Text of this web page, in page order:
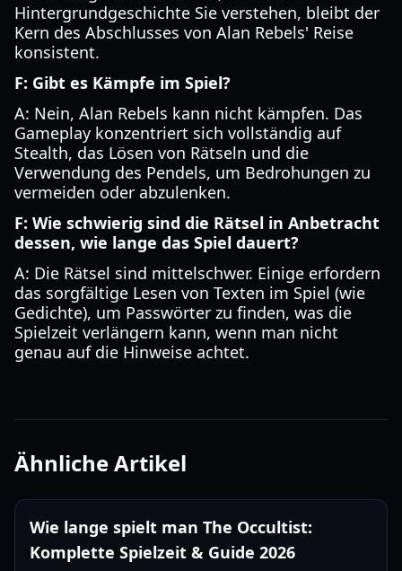
Hintergrundgeschichte Sie verstehen, bleibt der
Kern des Abschlusses von Alan Rebels' Reise
konsistent.
F: Gibt es Kämpfe im Spiel?
A: Nein, Alan Rebels kann nicht kämpfen. Das
Gameplay konzentriert sich vollständig auf
Stealth, das Lösen von Rätseln und die
Verwendung des Pendels, um Bedrohungen zu
vermeiden oder abzulenken.
F: Wie schwierig sind die Rätsel in Anbetracht
dessen, wie lange das Spiel dauert?
A: Die Rätsel sind mittelschwer. Einige erfordern
das sorgfältige Lesen von Texten im Spiel (wie
Gedichte), um Passwörter zu finden, was die
Spielzeit verlängern kann, wenn man nicht
genau auf die Hinweise achtet.
Ähnliche Artikel
Wie lange spielt man The Occultist:
Komplette Spielzeit & Guide 2026